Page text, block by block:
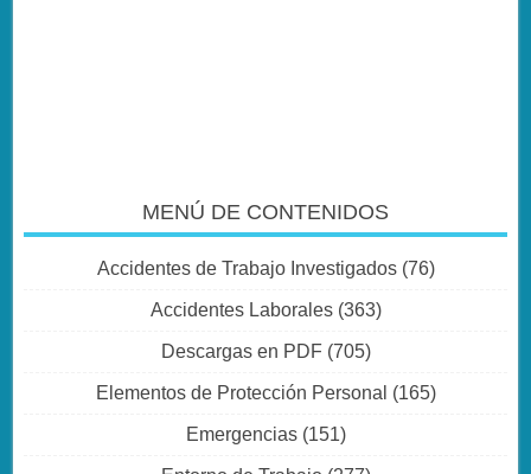
MENÚ DE CONTENIDOS
Accidentes de Trabajo Investigados(76)
Accidentes Laborales(363)
Descargas en PDF(705)
Elementos de Protección Personal (165)
Emergencias(151)